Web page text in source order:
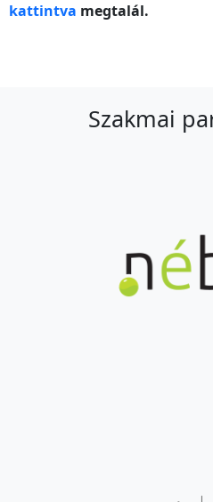
kattintva megtalál.
Szakmai